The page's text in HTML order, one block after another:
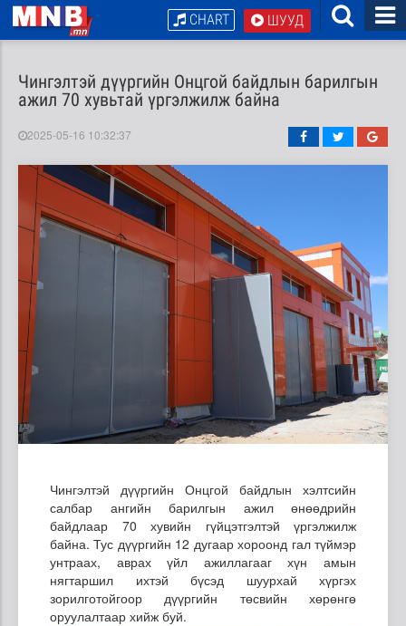
ШУУД
CHART
Чингэлтэй дүүргийн Онцгой байдлын барилгын
ажил 70 хувьтай үргэлжилж байна
2025-05-16 10:32:37
Чингэлтэй дүүргийн Онцгой байдлын хэлтсийн
салбар ангийн барилгын ажил өнөөдрийн
байдлаар 70 хувийн гүйцэтгэлтэй үргэлжилж
байна. Тус дүүргийн 12 дугаар хороонд гал түймэр
унтраах, аврах үйл ажиллагааг хүн амын
нягтаршил ихтэй бүсэд шуурхай хүргэх
зорилготойгоор дүүргийн төсвийн хөрөнгө
оруулалтаар хийж буй.